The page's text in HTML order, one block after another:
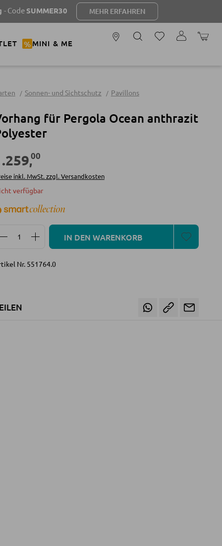
MEHR ERFAHREN
% MINI & ME
Sonnen- und Sichtschutz Pavillons
für Pergola Ocean anthrazit
,00
inkl. MwSt. zzgl. Versandkosten
verfügbar
Produkt Anzahl: Gib den gewünschten Wert ein
IN DEN WARENKORB
Nr. 551764.0